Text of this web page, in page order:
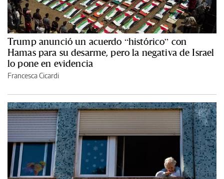
Trump anunció un acuerdo “histórico” con
Hamas para su desarme, pero la negativa de Israel
lo pone en evidencia
Francesca Cicardi